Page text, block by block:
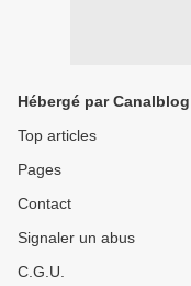
Hébergé par Canalblog
Top articles
Pages
Contact
Signaler un abus
C.G.U.